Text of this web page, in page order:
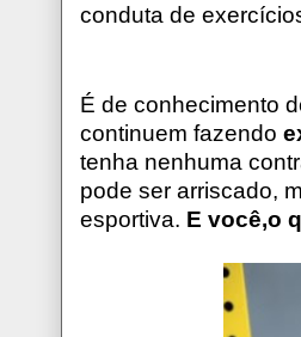
conduta de
É de conhecimento
continuem fazendo
tenha nenhuma
pode ser arriscado,
esportiva. E você,o